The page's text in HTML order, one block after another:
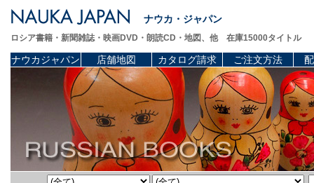
ナウカ・ジャパン
ロシア書籍・新聞雑誌・映画DVD・朗読CD・地図、他 在庫15000タイトル
ナウカジャパン 店舗地図 カタログ請求 ご注文方法